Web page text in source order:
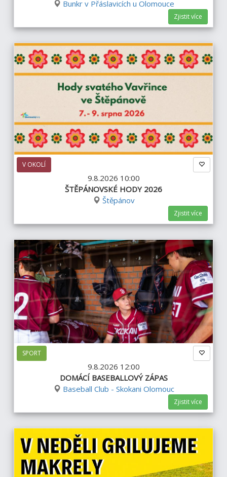
Bunkr v Přáslavicích u Olomouce
Zjistit více
V OKOLÍ
9.8.2026 10:00
ŠTĚPÁNOVSKÉ HODY 2026
Štěpánov
Zjistit více
SPORT
9.8.2026 12:00
DOMÁCÍ BASEBALLOVÝ ZÁPAS
Baseball Club - Skokani Olomouc
Zjistit více